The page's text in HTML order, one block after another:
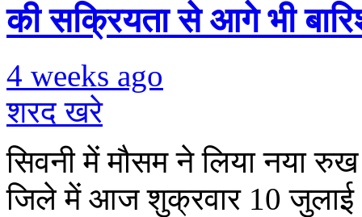
की सक्रियता से आगे भी
4 weeks ago
शरद खरे
सिवनी में मौसम ने लिया नया रुख
जिले में आज शुक्रवार 10 जुलाई